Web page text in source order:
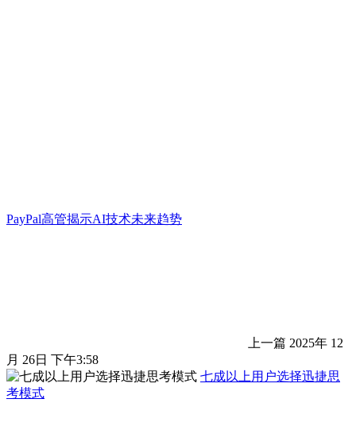
PayPal高管揭示AI技术未来趋势
上一篇 2025年 12
月 26日 下午3:58
七成以上用户选择迅捷思
考模式